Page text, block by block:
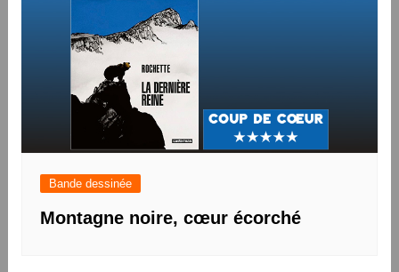
Bande dessinée
Montagne noire, cœur écorché